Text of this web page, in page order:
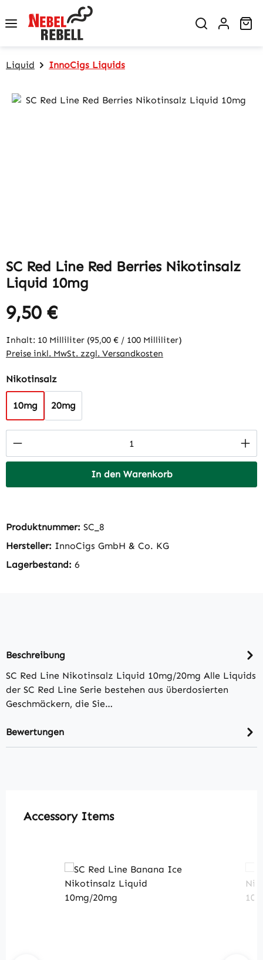
Zum Hauptinhalt springen
Liquid InnoCigs Liquids
Bildergalerie überspringen
SC Red Line Red Berries Nikotinsalz
Liquid 10mg
Regulärer Preis:
9,50 €
Inhalt: 10 Milliliter (95,00 € / 100 Milliliter)
Preise inkl. MwSt. zzgl. Versandkosten
Nikotinsalzauswählen
10mg 20mg
Produkt Anzahl: Gib den gewünschten
In den Warenkorb
Produktnummer: SC_8
Hersteller: InnoCigs GmbH & Co. KG
Lagerbestand: 6
Beschreibung
SC Red Line Nikotinsalz Liquid 10mg/20mg Alle Liquids
der SC Red Line Serie bestehen aus überdosierten
Geschmäckern, die Sie…
Bewertungen
Produktgalerie überspringen
Accessory Items